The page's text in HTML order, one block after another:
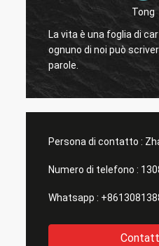
Tong
La vita è una foglia di
ognuno di noi può
parole.
Persona di contatto :
Numero di telefono :
Whatsapp :